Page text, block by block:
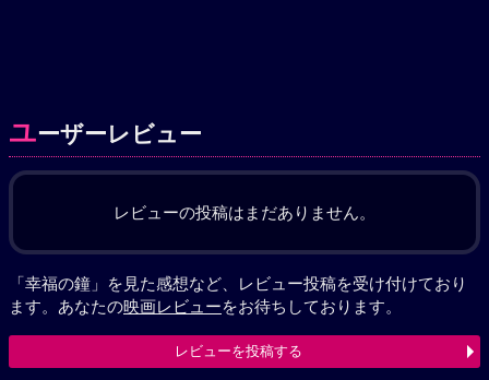
ユーザーレビュー
レビューの投稿はまだありません。
「幸福の鐘」を見た感想など、レビュー投稿を受け付けており
ます。あなたの映画レビューをお待ちしております。
レビューを投稿する